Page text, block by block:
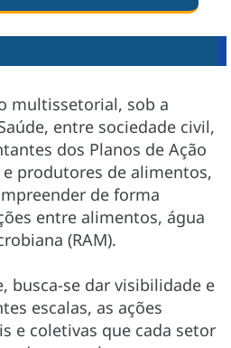
multissetorial, sob a
entre sociedade civil,
dos Planos de Ação
produtores de alimentos,
de forma
entre alimentos, água
(RAM).
busca-se dar visibilidade e
escalas, as ações
e coletivas que cada setor